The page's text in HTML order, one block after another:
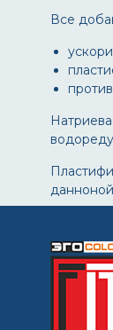
Все
В
он
И